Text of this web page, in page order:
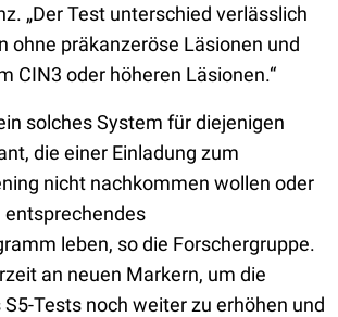
„Der Test unterschied verlässlich
ohne präkanzeröse Läsionen und
CIN3 oder höheren Läsionen.“
solches System für diejenigen
die einer Einladung zum
nicht nachkommen wollen oder
entsprechendes
leben, so die Forschergruppe.
an neuen Markern, um die
Tests noch weiter zu erhöhen und